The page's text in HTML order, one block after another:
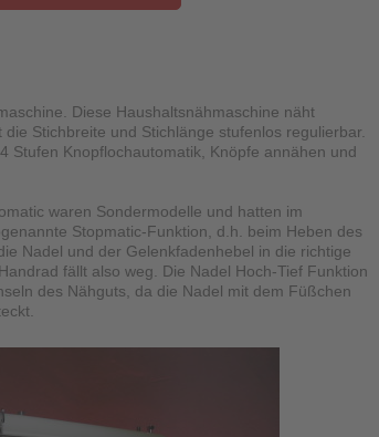
Diese Haushaltsnähmaschine näht
Stichbreite und Stichlänge stufenlos regulierbar.
Stufen Knopflochautomatik, Knöpfe annähen und
waren Sondermodelle und hatten im
Stopmatic-Funktion, d.h. beim Heben des
Nadel und der Gelenkfadenhebel in die richtige
fällt also weg. Die Nadel Hoch-Tief Funktion
des Nähguts, da die Nadel mit dem Füßchen